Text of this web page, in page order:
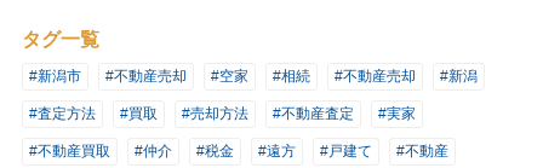
タグ一覧
#新潟市 #不動産売却 #空家 #相続 #不動産売却 #新潟
#査定方法 #買取 #売却方法 #不動産査定 #実家
#不動産買取 #仲介 #税金 #遠方 #戸建て #不動産